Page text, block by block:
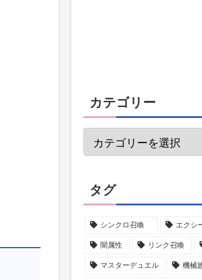
カテゴリー
タグ
シンクロ召喚 エクシ
闇属性 リンク召喚
マスターデュエル 機械